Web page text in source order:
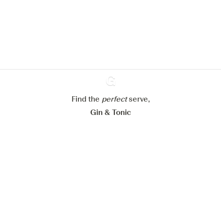
Ginventory
Find the perfectserve,
Gin & Tonic
Paramétrer mes cookies
Refuser tout Accepter tout